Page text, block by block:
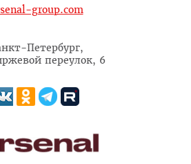
group.com
Петербург,
переулок, 6